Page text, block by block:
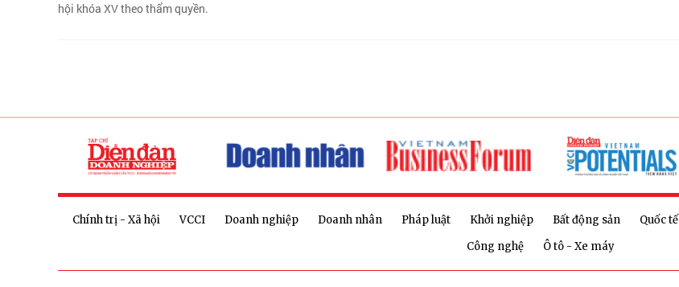
hội khóa XV theo thẩm quyền.
Chính trị - Xã hội VCCI Doanh nghiệp Doanh nhân Pháp luật Khởi nghiệp Bất động sản Quốc tế
Công nghệ
Ô tô - Xe máy